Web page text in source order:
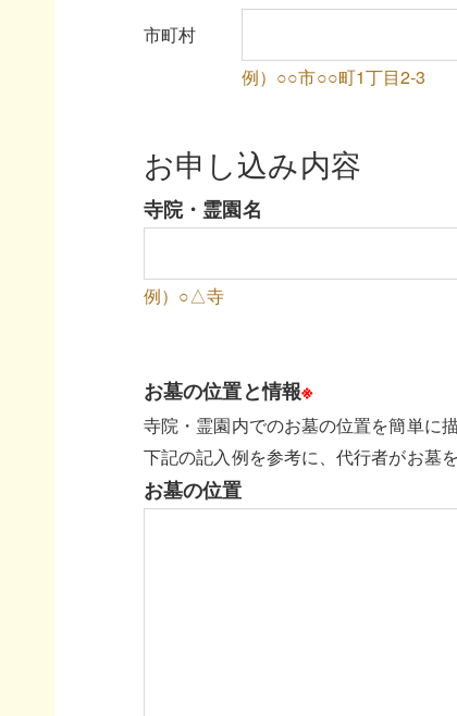
市町村
例）○○市○○町1丁目2-3
お申し込み内容
寺院・霊園名
例）○△寺
お墓の位置と情報※
寺院・霊園内でのお墓の位置を簡単に描
下記の記入例を参考に、代行者がお墓
お墓の位置